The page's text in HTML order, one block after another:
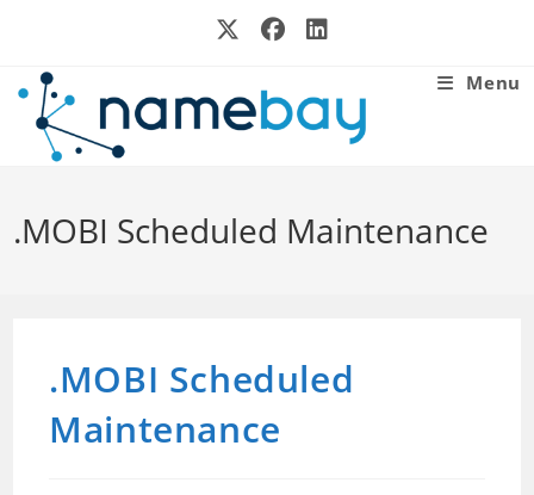
Menu
.MOBI Scheduled Maintenance
.MOBI Scheduled
Maintenance